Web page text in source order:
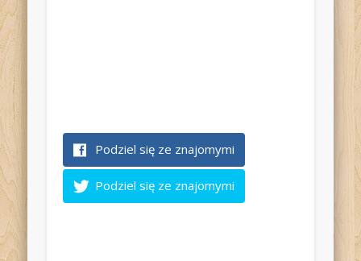
Podziel się ze znajomymi
Podziel się ze znajomymi